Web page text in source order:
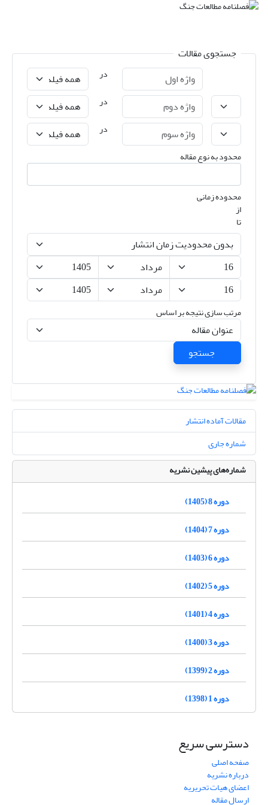
جستجوی مقالات
در
در
در
محدود به نوع مقاله
محدوده زمانی
از
تا
مرتب سازی نتیجه بر اساس
جستجو
مقالات آماده انتشار
شماره جاری
شماره‌های پیشین نشریه
دوره 8 (1405)
دوره 7 (1404)
دوره 6 (1403)
دوره 5 (1402)
دوره 4 (1401)
دوره 3 (1400)
دوره 2 (1399)
دوره 1 (1398)
دسترسی سریع
صفحه اصلی
درباره نشریه
اعضای هیات تحریریه
ارسال مقاله